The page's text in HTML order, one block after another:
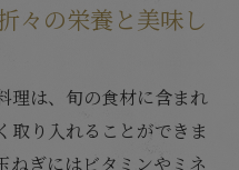
々の栄養と美味し
理は、旬の食材に含まれ
取り入れることができま
ねぎにはビタミンやミネ